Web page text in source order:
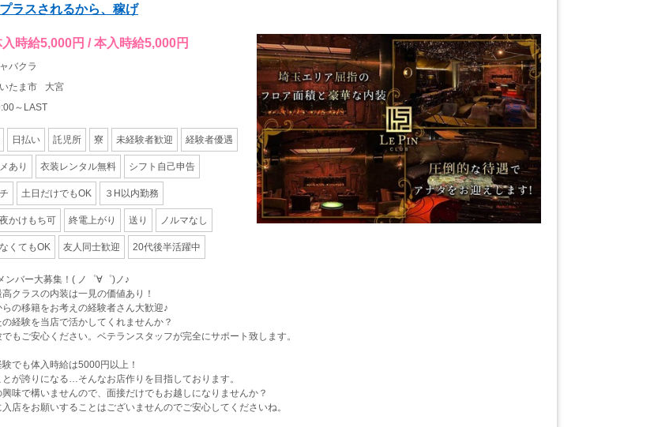
ラスされるから、稼げ
時給5,000円 / 本入時給5,000円
バクラ
たま市
大宮
～LAST
日払い 託児所 寮 未経験者歓迎 経験者優遇
あり 衣装レンタル無料 シフト自己申告
土日だけでもOK ３H以内勤務
かけもち可 終電上がり 送り ノルマなし
くてもOK 友人同士歓迎 20代後半活躍中
ンバー大募集！( ノ゜∀゜)ノ♪
高クラスの内装は一見の価値あり！
らの移籍をお考えの経験者さん大歓迎♪
経験を当店で活かしてくれませんか？
もご安心ください。ベテランスタッフが完全にサポート致します。
でも体入時給は5000円以上！
とが誇りになる…そんなお店作りを目指しております。
興味で構いませんので、面接だけでもお越しになりませんか？
店をお願いすることはございませんのでご安心してくださいね。